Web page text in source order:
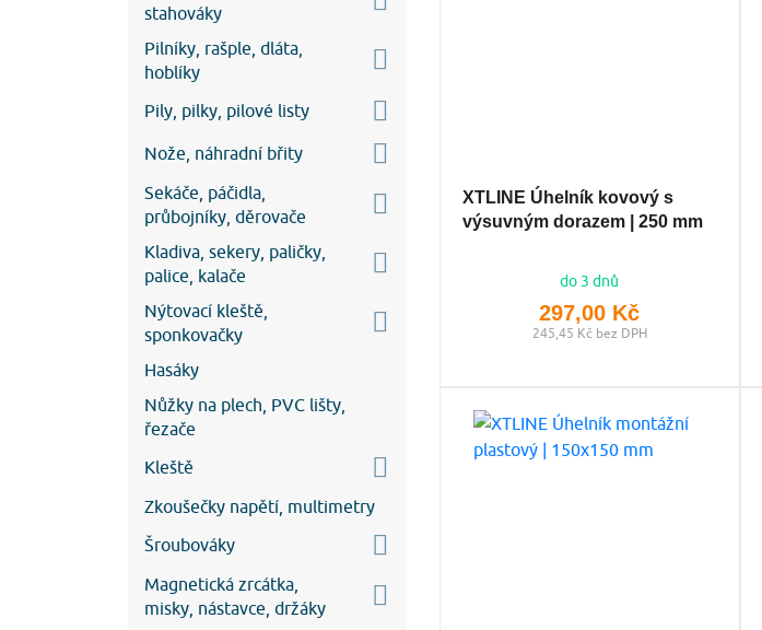
stahováky
Pilníky, rašple, dláta,
hoblíky
Pily, pilky, pilové listy
Nože, náhradní břity
Sekáče, páčidla,
průbojníky, děrovače
Kladiva, sekery, paličky,
palice, kalače
Nýtovací kleště,
sponkovačky
Hasáky
Nůžky na plech, PVC lišty,
řezače
Kleště
Zkoušečky napětí, multimetry
Šroubováky
Magnetická zrcátka,
misky, nástavce, držáky
XTLINE Úhelník kovový s
výsuvným dorazem | 250 mm
do 3 dnů
297,00 Kč
245,45 Kč bez DPH